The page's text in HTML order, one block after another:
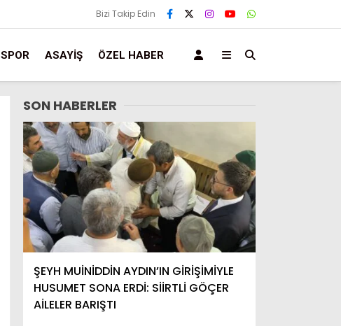
Bizi Takip Edin
SPOR ASAYIŞ ÖZEL HABER
SON HABERLER
ŞEYH MUİNİDDİN AYDIN’IN GİRİŞİMİYLE
HUSUMET SONA ERDİ: SİİRTLİ GÖÇER
AİLELER BARIŞTI